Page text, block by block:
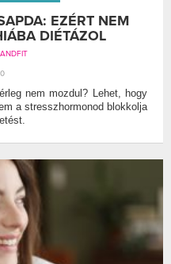
EZÉRT NEM
DIÉTÁZOL
0
nem mozdul? Lehet, hogy
a stresszhormonod blokkolja